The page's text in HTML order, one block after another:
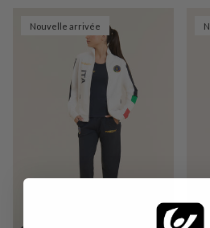
Nouvelle arrivée